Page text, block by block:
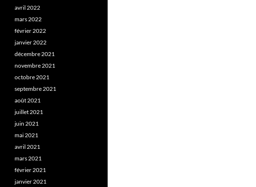
avril 2022
mars 2022
février 2022
janvier 2022
décembre 2021
novembre 2021
octobre 2021
septembre 2021
août 2021
juillet 2021
juin 2021
mai 2021
avril 2021
mars 2021
février 2021
janvier 2021